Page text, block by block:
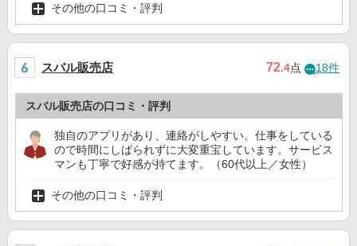
その他の口コミ・評判
スバル販売店 72.4点 18件
スバル販売店の口コミ・評判
独自のアプリがあり、連絡がしやすい。仕事をしている
ので時間にしばられずに大変重宝しています。サービス
マンも丁寧で好感が持てます。（60代以上／女性）
その他の口コミ・評判